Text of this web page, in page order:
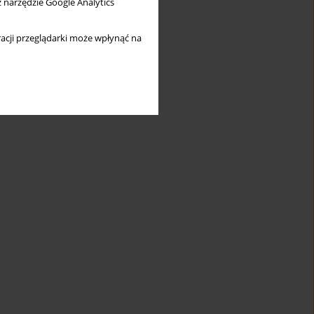
Google Analytics
przeglądarki może wpłynąć na